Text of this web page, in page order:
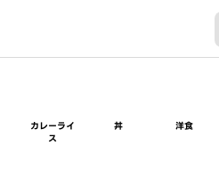
カレーライ
ス
丼 洋食